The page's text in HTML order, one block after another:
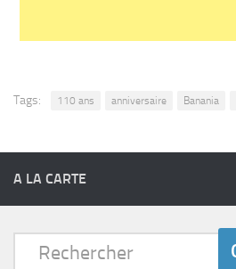
Tags: 110 ans anniversaire Banania
A LA CARTE